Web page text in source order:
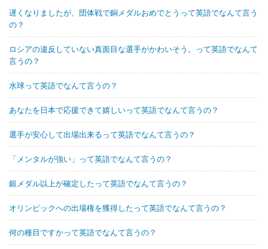
遅くなりましたが、団体戦で銅メダルおめでとうって英語でなんて言う
の？
ロシアの違反していない真面目な選手がかわいそう。って英語でなんて
言うの？
水球って英語でなんて言うの？
あなたを日本で応援できて嬉しいって英語でなんて言うの？
選手が安心して出場出来るって英語でなんて言うの？
「メンタルが強い」って英語でなんて言うの？
銀メダル以上が確定したって英語でなんて言うの？
オリンピックへの出場権を獲得したって英語でなんて言うの？
何の種目ですかって英語でなんて言うの？